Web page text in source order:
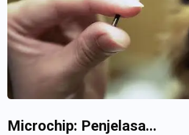
Microchip: Penjelasa...